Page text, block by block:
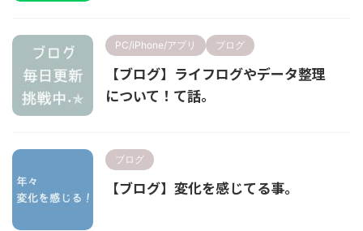
PC/iPhone/アプリ ブログ
【ブログ】ライフログやデータ整理
について！て話。
ブログ
【ブログ】変化を感じてる事。